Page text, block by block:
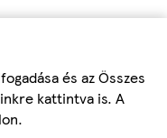
és az Összes
kattintva is. A